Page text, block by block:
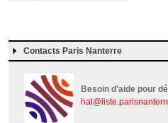
Contacts Paris Nanterre
Besoin d'aide pour